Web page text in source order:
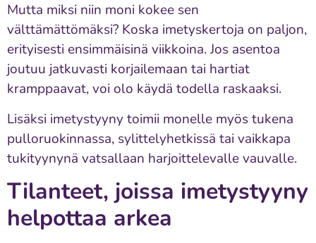
Mutta miksi niin moni kokee sen
välttämättömäksi? Koska imetyskertoja on paljon,
erityisesti ensimmäisinä viikkoina. Jos asentoa
joutuu jatkuvasti korjailemaan tai hartiat
kramppaavat, voi olo käydä todella raskaaksi.
Lisäksi imetystyyny toimii monelle myös tukena
pulloruokinnassa, sylittelyhetkissä tai vaikkapa
tukityynynä vatsallaan harjoittelevalle vauvalle.
Tilanteet, joissa imetystyyny
helpottaa arkea